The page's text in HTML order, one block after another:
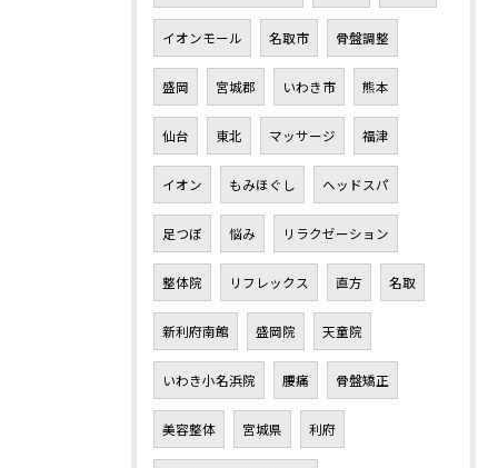
イオンモール 名取市 骨盤調整
盛岡 宮城郡 いわき市 熊本
仙台 東北 マッサージ 福津
イオン もみほぐし ヘッドスパ
足つぼ 悩み リラクゼーション
整体院 リフレックス 直方 名取
新利府南館 盛岡院 天童院
いわき小名浜院 腰痛 骨盤矯正
美容整体 宮城県 利府